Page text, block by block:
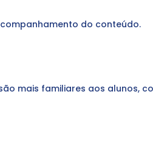
do conteúdo.
mais familiares aos alunos,